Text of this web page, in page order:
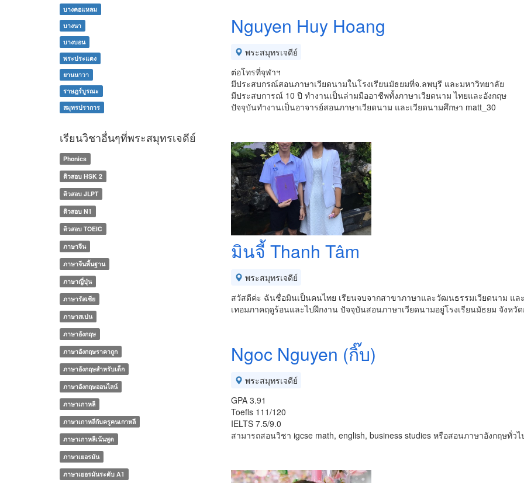
Nguyen Huy Hoang
พระสมุทรเจดีย์
ต่อโทรที่จุฬาฯ
มีประสบกรณ์สอนภาษาเวียดนามในโรงเรียนมัธยมที่จ.ลพบุรี และมหาวิทยาลัย
มีประสบการณ์ 10 ปี ทำงานเป็นล่ามมืออาชีพทั้งภาษาเวียดนาม ไทยและอังกฤษ
ปัจจุบันทำงานเป็นอาจารย์สอนภาษาเวียดนาม และเวียดนามศึกษา matt_30
มินจี้ Thanh Tâm
พระสมุทรเจดีย์
สวัสดีค่ะ ฉันชื่อมินเป็นคนไทย เรียนจบจากสาขาภาษาและวัฒนธรรมเวียดนาม แล
เทอมภาคฤดูร้อนและไปฝึกงาน ปัจจุบันสอนภาษาเวียดนามอยู่โรงเรียนมัธยม จังหวั
Ngoc Nguyen (กิ๊บ)
พระสมุทรเจดีย์
GPA 3.91
Toefls 111/120
IELTS 7.5/9.0
สามารถสอนวิชา igcse math, english, business studies หรือสอนภาษาอังกฤษทั่วไ
บางคอแหลม
บางนา
บางบอน
พระประแดง
ยานนาวา
ราษฎร์บูรณะ
สมุทรปราการ
เรียนวิชาอื่นๆที่พระสมุทรเจดีย์
Phonics
ติวสอบ HSK 2
ติวสอบ JLPT
ติวสอบ N1
ติวสอบ TOEIC
ภาษาจีน
ภาษาจีนพื้นฐาน
ภาษาญี่ปุ่น
ภาษารัสเซีย
ภาษาสเปน
ภาษาอังกฤษ
ภาษาอังกฤษราคาถูก
ภาษาอังกฤษสำหรับเด็ก
ภาษาอังกฤษออนไลน์
ภาษาเกาหลี
ภาษาเกาหลีกับครูคนเกาหลี
ภาษาเกาหลีเน้นพูด
ภาษาเยอรมัน
ภาษาเยอรมันระดับ A1